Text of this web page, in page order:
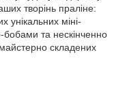
творінь праліне:
унікальних міні-
бобами та нескінченно
складених